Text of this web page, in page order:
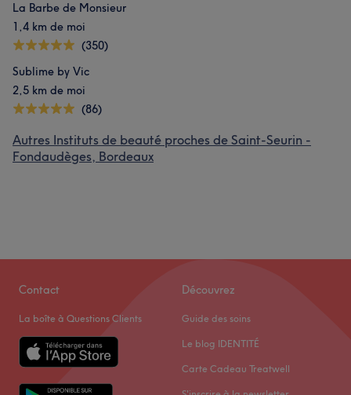
La Barbe de Monsieur
1,4 km de moi
(350)
Sublime by Vic
2,5 km de moi
(86)
Autres Instituts de beauté proches de Saint-Seurin -
Fondaudèges, Bordeaux
Contact
La boîte à Questions Clients
Découvrez
Guide des soins
Le blog IDENTITÉ
Carte Cadeau Treatwell